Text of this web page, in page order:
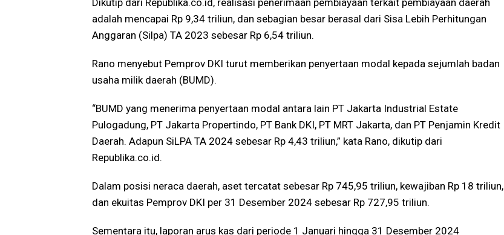
adalah mencapai Rp 9,34 triliun, dan sebagian besar berasal dari Sisa Lebih Perhitungan
Anggaran (Silpa) TA 2023 sebesar Rp 6,54 triliun.
Rano menyebut Pemprov DKI turut memberikan penyertaan modal kepada sejumlah badan
usaha milik daerah (BUMD).
“BUMD yang menerima penyertaan modal antara lain PT Jakarta Industrial Estate
Pulogadung, PT Jakarta Propertindo, PT Bank DKI, PT MRT Jakarta, dan PT Penjamin Kredit
Daerah. Adapun SiLPA TA 2024 sebesar Rp 4,43 triliun,” kata Rano, dikutip dari
Republika.co.id.
Dalam posisi neraca daerah, aset tercatat sebesar Rp 745,95 triliun, kewajiban Rp 18 triliun,
dan ekuitas Pemprov DKI per 31 Desember 2024 sebesar Rp 727,95 triliun.
Sementara itu, laporan arus kas dari periode 1 Januari hingga 31 Desember 2024